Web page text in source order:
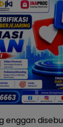
enggan